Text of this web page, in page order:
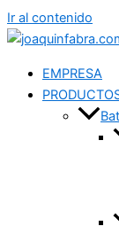
Ir al contenido
EMPRESA